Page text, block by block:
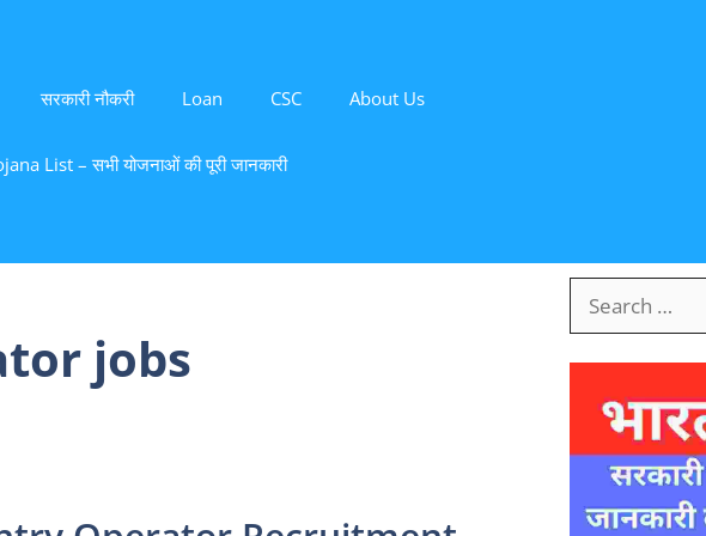
सरकारी नौकरी Loan CSC About Us
List – सभी योजनाओं की पूरी जानकारी
jobs
for: